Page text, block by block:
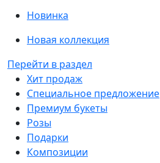
Новинка
Новая коллекция
Перейти в раздел
Хит продаж
Специальное предложение
Премиум букеты
Розы
Подарки
Композиции